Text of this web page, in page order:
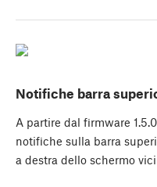
Notifiche barra
A partire dal firmware
notifiche sulla barra
a destra dello schermo